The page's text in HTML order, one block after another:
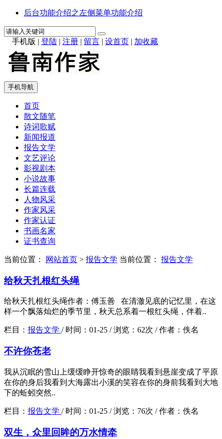
后台功能介绍之左侧菜单功能介绍
手机版 | 登陆 | 注册 | 留言 | 设首页 | 加收藏
手机导航
首页
散文随笔
诗词歌赋
新闻报道
报告文学
文艺评论
影视剧本
小说故事
长篇连载
人物风采
作家风采
作家认证
书画名家
证书查询
当前位置： 网站首页 > 报告文学 当前位置： 报告文学
给秋天扎根红头绳
给秋天扎根红头绳作者：傅玉善 在清澈见底的记忆里，在这
样一个飘落灿烂的季节里，秋天总系着一根红头绳，伴着..
栏目： 报告文学 / 时间： 01-25 /浏览： 62次 /作者： 佚名
不许你苍老
我从沉眠的雪山上缓缓睁开惊奇的眼睛我看到悬崖变成了平原
在你的身后我看到大海露出小溪的笑容在你的身前我看到大地
下的蚯蚓突然..
栏目： 报告文学 / 时间： 01-25 /浏览： 76次 /作者： 佚名
双生，众里回眸的万水情牵